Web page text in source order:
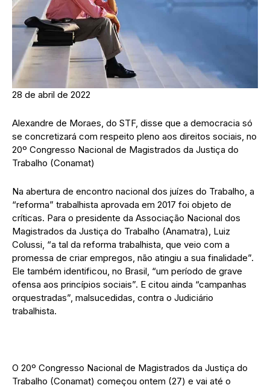
28 de abril de 2022
Alexandre de Moraes, do STF, disse que a democracia só
se concretizará com respeito pleno aos direitos sociais, no
20º Congresso Nacional de Magistrados da Justiça do
Trabalho (Conamat)
Na abertura de encontro nacional dos juízes do Trabalho, a
“reforma” trabalhista aprovada em 2017 foi objeto de
críticas. Para o presidente da Associação Nacional dos
Magistrados da Justiça do Trabalho (Anamatra), Luiz
Colussi, “a tal da reforma trabalhista, que veio com a
promessa de criar empregos, não atingiu a sua finalidade”.
Ele também identificou, no Brasil, “um período de grave
ofensa aos princípios sociais”. E citou ainda “campanhas
orquestradas”, malsucedidas, contra o Judiciário
trabalhista.
O 20º Congresso Nacional de Magistrados da Justiça do
Trabalho (Conamat) começou ontem (27) e vai até o